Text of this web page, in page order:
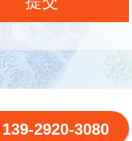
139-2920-3080